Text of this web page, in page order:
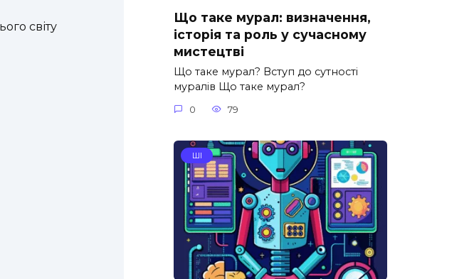
світу
Що таке мурал: визначення,
історія та роль у сучасному
мистецтві
Що таке мурал? Вступ до сутності
муралів Що таке мурал?
0 79
ШІ